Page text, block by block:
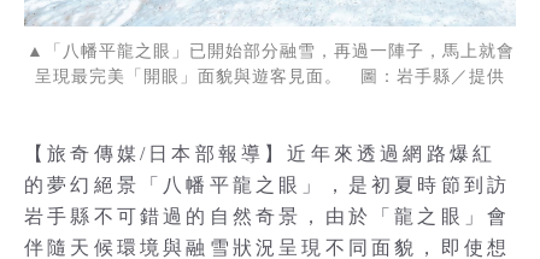
▲「八幡平龍之眼」已開始部分融雪，再過一陣子，馬上就會
呈現最完美「開眼」面貌與遊客見面。 圖：岩手縣／提供
【旅奇傳媒/日本部報導】近年來透過網路爆紅
的夢幻絕景「八幡平龍之眼」，是初夏時節到訪
岩手縣不可錯過的自然奇景，由於「龍之眼」會
伴隨天候環境與融雪狀況呈現不同面貌，即使想